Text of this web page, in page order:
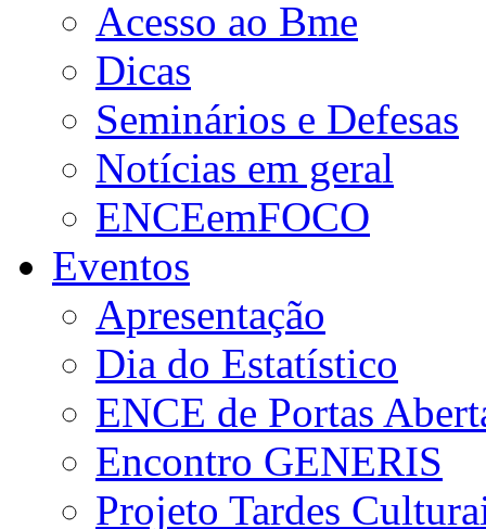
Acesso ao Bme
Dicas
Seminários e Defesas
Notícias em geral
ENCEemFOCO
Eventos
Apresentação
Dia do Estatístico
ENCE de Portas
Encontro GENERIS
Projeto Tardes